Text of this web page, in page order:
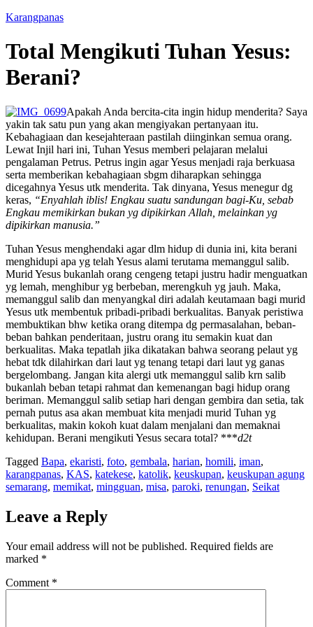
Karangpanas
Total Mengikuti Tuhan Yesus:
Berani?
Apakah Anda bercita-cita ingin hidup menderita? Saya
yakin tak satu pun yang akan mengiyakan pertanyaan itu.
Kebahagiaan dan kesejahteraan pastilah diinginkan semua orang.
Lewat Injil hari ini, Tuhan Yesus memberi pelajaran melalui
pengalaman Petrus. Petrus ingin agar Yesus menjadi raja berkuasa
serta memberikan kebahagiaan sbgm diharapkan sehingga
dicegahnya Yesus utk menderita. Tak dinyana, Yesus menegur dg
keras, “Enyahlah iblis! Engkau suatu sandungan bagi-Ku, sebab
Engkau memikirkan bukan yg dipikirkan Allah, melainkan yg
dipikirkan manusia.”
Tuhan Yesus menghendaki agar dlm hidup di dunia ini, kita berani
menghidupi apa yg telah Yesus alami terutama memanggul salib.
Murid Yesus bukanlah orang cengeng tetapi justru hadir menguatkan
yg lemah, menghibur yg berbeban, merengkuh yg jauh. Maka,
memanggul salib dan menyangkal diri adalah keutamaan bagi murid
Yesus utk membentuk pribadi-pribadi berkualitas. Banyak peristiwa
membuktikan bhw ketika orang ditempa dg permasalahan, beban-
beban bahkan penderitaan, justru orang itu semakin kuat dan
berkualitas. Maka tepatlah jika dikatakan bahwa seorang pelaut yg
hebat tdk dilahirkan dari laut yg tenang tetapi dari laut yg ganas
bergelombang. Jangan kita alergi utk memanggul salib krn salib
bukanlah beban tetapi rahmat dan kemenangan bagi hidup orang
beriman. Memanggul salib setiap hari dengan gembira dan setia, tak
pernah putus asa akan membuat kita menjadi murid Tuhan yg
berkualitas, makin kokoh kuat dalam menjalani dan memaknai
kehidupan. Berani mengikuti Yesus secara total? ***d2t
Tagged Bapa, ekaristi, foto, gembala, harian, homili, iman,
karangpanas, KAS, katekese, katolik, keuskupan, keuskupan agung
semarang, memikat, mingguan, misa, paroki, renungan, Seikat
Leave a Reply
Your email address will not be published. Required fields are
marked *
Comment *